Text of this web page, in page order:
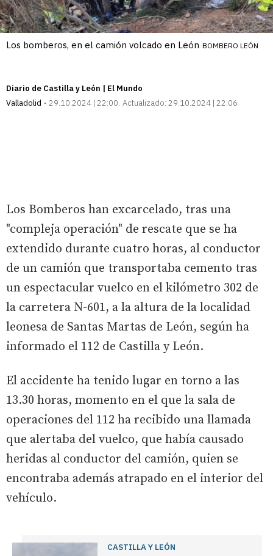
Los bomberos, en el camión volcado en León BOMBERO LEÓN
Diario de Castilla y León | El Mundo
Valladolid
29.10.2024 | 22:00 Actualizado: 29.10.2024 | 22:06
Los Bomberos han excarcelado, tras una
"compleja operación" de rescate que se ha
extendido durante cuatro horas, al conductor
de un camión que transportaba cemento tras
un espectacular vuelco en el kilómetro 302 de
la carretera N-601, a la altura de la localidad
leonesa de Santas Martas de León, según ha
informado el 112 de Castilla y León.
El accidente ha tenido lugar en torno a las
13.30 horas, momento en el que la sala de
operaciones del 112 ha recibido una llamada
que alertaba del vuelco, que había causado
heridas al conductor del camión, quien se
encontraba además atrapado en el interior del
vehículo.
CASTILLA Y LEÓN